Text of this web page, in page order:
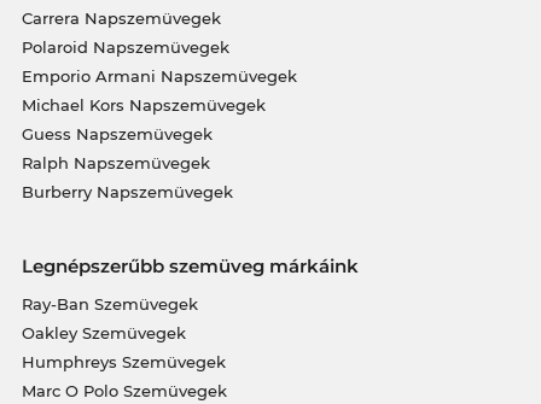
Carrera Napszemüvegek
Polaroid Napszemüvegek
Emporio Armani Napszemüvegek
Michael Kors Napszemüvegek
Guess Napszemüvegek
Ralph Napszemüvegek
Burberry Napszemüvegek
Legnépszerűbb szemüveg márkáink
Ray-Ban Szemüvegek
Oakley Szemüvegek
Humphreys Szemüvegek
Marc O Polo Szemüvegek